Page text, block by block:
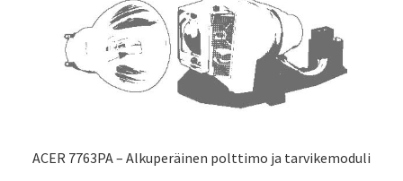
ACER 7763PA – Alkuperäinen polttimo ja tarvikemoduli